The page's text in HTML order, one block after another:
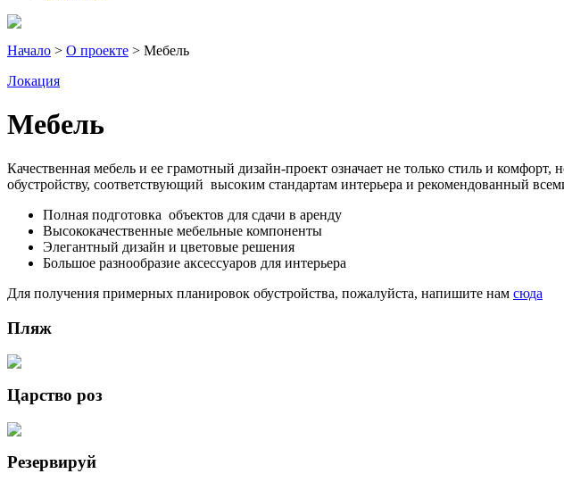
Начало > О проекте > Мебель
Локация
Мебель
Качественная мебель и ее грамотный дизайн-проект означает не только стиль и
обустройству, соответствующий высоким стандартам интерьера и рекомендованный
Полная подготовка объектов для сдачи в аренду
Высококачественные мебельные компоненты
Элегантный дизайн и цветовые решения
Большое разнообразие аксессуаров для интерьера
Для получения примерных планировок обустройства, пожалуйста, напишите нам сюда
Пляж
Царство роз
Резервируй